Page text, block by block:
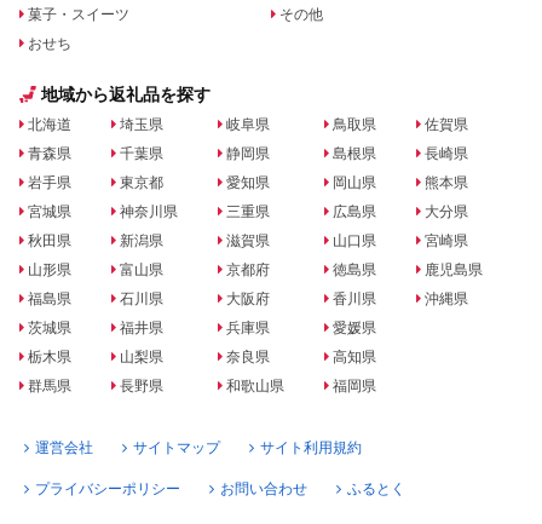
菓子・スイーツ
おせち
その他
地域から返礼品を探す
北海道
青森県
岩手県
宮城県
秋田県
山形県
福島県
茨城県
栃木県
群馬県
埼玉県
千葉県
東京都
神奈川県
新潟県
富山県
石川県
福井県
山梨県
長野県
岐阜県
静岡県
愛知県
三重県
滋賀県
京都府
大阪府
兵庫県
奈良県
和歌山県
鳥取県
島根県
岡山県
広島県
山口県
徳島県
香川県
愛媛県
高知県
福岡県
佐賀県
長崎県
熊本県
大分県
宮崎県
鹿児島県
沖縄県
運営会社 サイトマップ サイト利用規約
プライバシーポリシー お問い合わせ ふるとく